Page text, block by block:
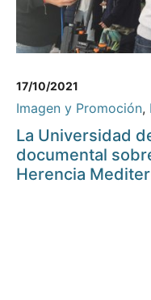
17/10/2021
Imagen y Promoción,
La Universidad
documental
Herencia